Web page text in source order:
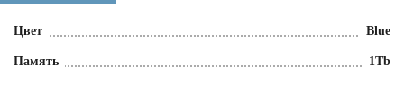
Цвет Blue
Память 1Tb